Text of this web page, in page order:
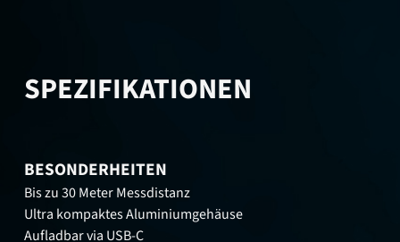
SPEZIFIKATIONEN
BESONDERHEITEN
Bis zu 30 Meter Messdistanz
Ultra kompaktes Aluminiumgehäuse
Aufladbar via USB-C